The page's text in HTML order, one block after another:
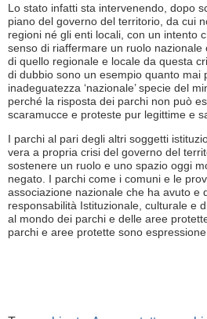
Lo stato infatti sta intervenendo, dopo
piano del governo del territorio, da cui
regioni né gli enti locali, con un intento
senso di riaffermare un ruolo
di quello regionale e locale da questa
di dubbio sono un esempio quanto mai
inadeguatezza ‘nazionale’ specie del
perché la risposta dei parchi non può
scaramucce e proteste pur legittime e
I parchi al pari degli altri soggetti
vera a propria crisi del governo del
sostenere un ruolo e uno spazio oggi
negato. I parchi come i comuni e le
associazione nazionale che ha avuto e
responsabilità Istituzionale, culturale e
al mondo dei parchi e delle aree
parchi e aree protette sono espressione.